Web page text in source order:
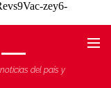
zey6-
del país y